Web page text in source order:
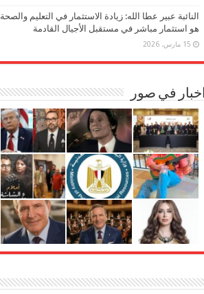
النائبة عبير عطا الله: زيادة الاستثمار في التعليم والصحة
هو استثمار مباشر في مستقبل الأجيال القادمة
15 مارس، 2026
اخبار في صور